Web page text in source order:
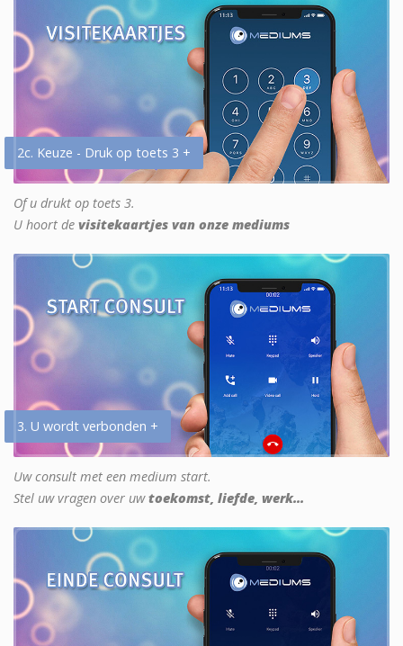
2c. Keuze - Druk op toets 3 +
Of u drukt op toets 3.
U hoort de visitekaartjes van onze mediums
3. U wordt verbonden +
Uw consult met een medium start.
Stel uw vragen over uwtoekomst, liefde, werk...